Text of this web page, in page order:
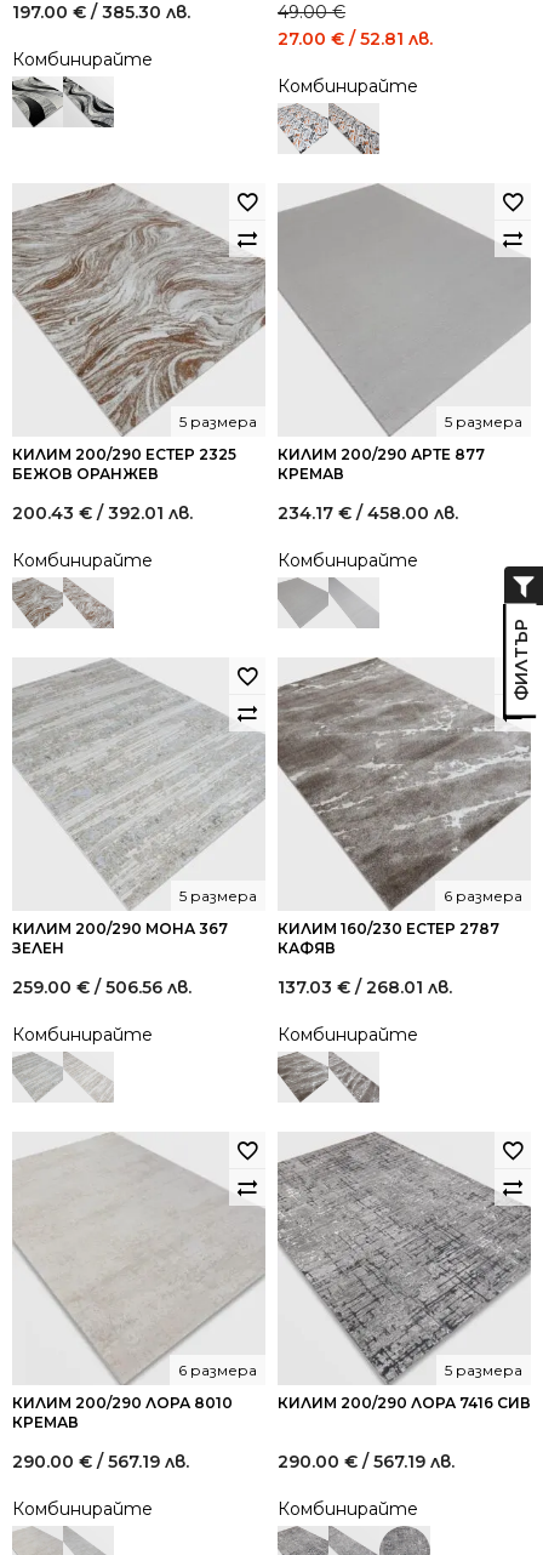
197.00 € / 385.30 лв.
Комбинирайте
49.00€
Original
was:
49.00 €
/
27.00 € / 52.81 лв.
Комбинирайте
КИЛИМ 200/290 ЕСТЕР 2325
БЕЖОВ ОРАНЖЕВ
5 размера
200.43 € / 392.01 лв.
Комбинирайте
КИЛИМ 200/290 АРТЕ 877
КРЕМАВ
5 размера
234.17 € / 458.00 лв.
Комбинирайте
КИЛИМ 200/290 МОНА 367
ЗЕЛЕН
5 размера
259.00 € / 506.56 лв.
Комбинирайте
КИЛИМ 160/230 ЕСТЕР 2787
КАФЯВ
6 размера
137.03 € / 268.01 лв.
Комбинирайте
КИЛИМ 200/290 ЛОРА 8010
КРЕМАВ
6 размера
290.00 € / 567.19 лв.
Комбинирайте
КИЛИМ 200/290 ЛОРА 7416 СИВ
5 размера
290.00 € / 567.19 лв.
Комбинирайте